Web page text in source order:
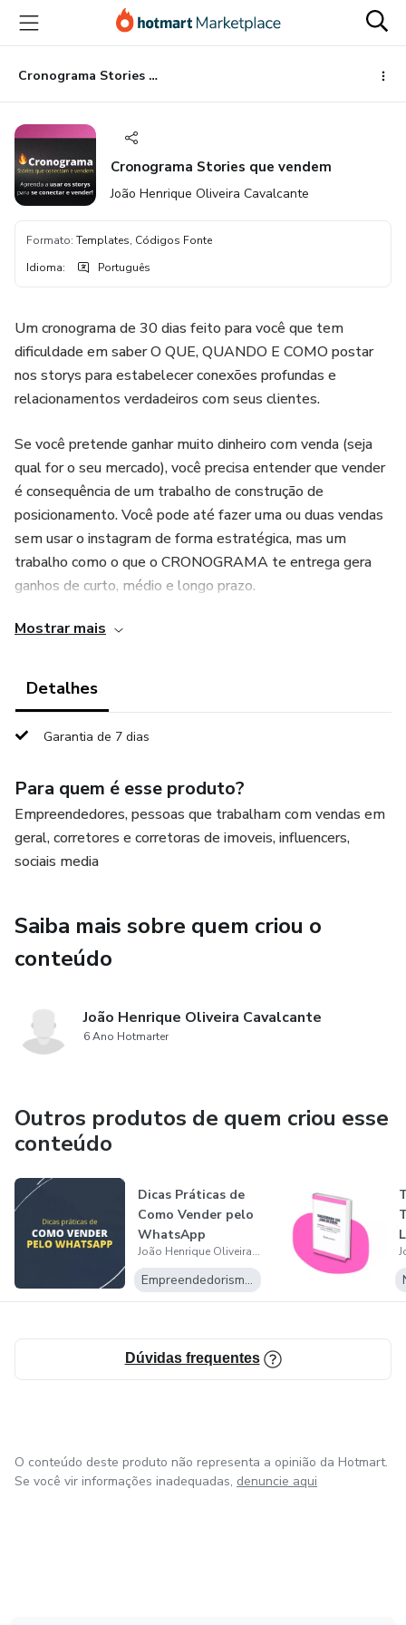
para
conteúdo
principal
para
pagamento
para
rodapé
Cronograma Stories que vendem
Cronograma Stories que vendem
João Henrique Oliveira Cavalcante
Formato: Templates, Códigos Fonte
Idioma: Português
Um cronograma de 30 dias feito para você que tem
dificuldade em saber O QUE, QUANDO E COMO postar
nos storys para estabelecer conexões profundas e
relacionamentos verdadeiros com seus clientes.
Se você pretende ganhar muito dinheiro com venda (seja
qual for o seu mercado), você precisa entender que vender
é consequência de um trabalho de construção de
posicionamento. Você pode até fazer uma ou duas vendas
sem usar o instagram de forma estratégica, mas um
trabalho como o que o CRONOGRAMA te entrega gera
ganhos de curto, médio e longo prazo.
Fácil, prático e objetivo. Um material incrível e com
aplica as estratégias. Te espero no meu time!
Mostrar mais
Detalhes
Garantia de 7 dias
Para quem é esse produto?
Empreendedores, pessoas que trabalham com vendas em
geral, corretores e corretoras de imoveis, influencers,
sociais media
Saiba mais sobre quem criou o
conteúdo
João Henrique Oliveira Cavalcante
6 Ano Hotmarter
Outros produtos de quem criou esse
conteúdo
Dicas Práticas de
Como Vender pelo
WhatsApp
João Henrique Oliveira Cavalcante
Empreendedorismo Digital
Dúvidas frequentes
O conteúdo deste produto não representa a opinião da Hotmart.
Se você vir informações inadequadas, denuncie aqui